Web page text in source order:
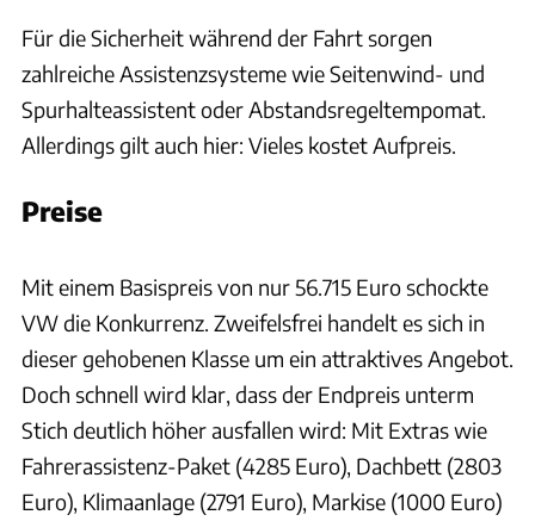
Für die Sicherheit während der Fahrt sorgen
zahlreiche Assistenzsysteme wie Seitenwind- und
Spurhalteassistent oder Abstandsregeltempomat.
Allerdings gilt auch hier: Vieles kostet Aufpreis.
Preise
Mit einem Basispreis von nur 56.715 Euro schockte
VW die Konkurrenz. Zweifelsfrei handelt es sich in
dieser gehobenen Klasse um ein attraktives Angebot.
Doch schnell wird klar, dass der Endpreis unterm
Stich deutlich höher ausfallen wird: Mit Extras wie
Fahrerassistenz-Paket (4285 Euro), Dachbett (2803
Euro), Klimaanlage (2791 Euro), Markise (1000 Euro)